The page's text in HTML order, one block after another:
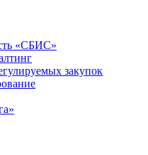
«СБИС»
закупок